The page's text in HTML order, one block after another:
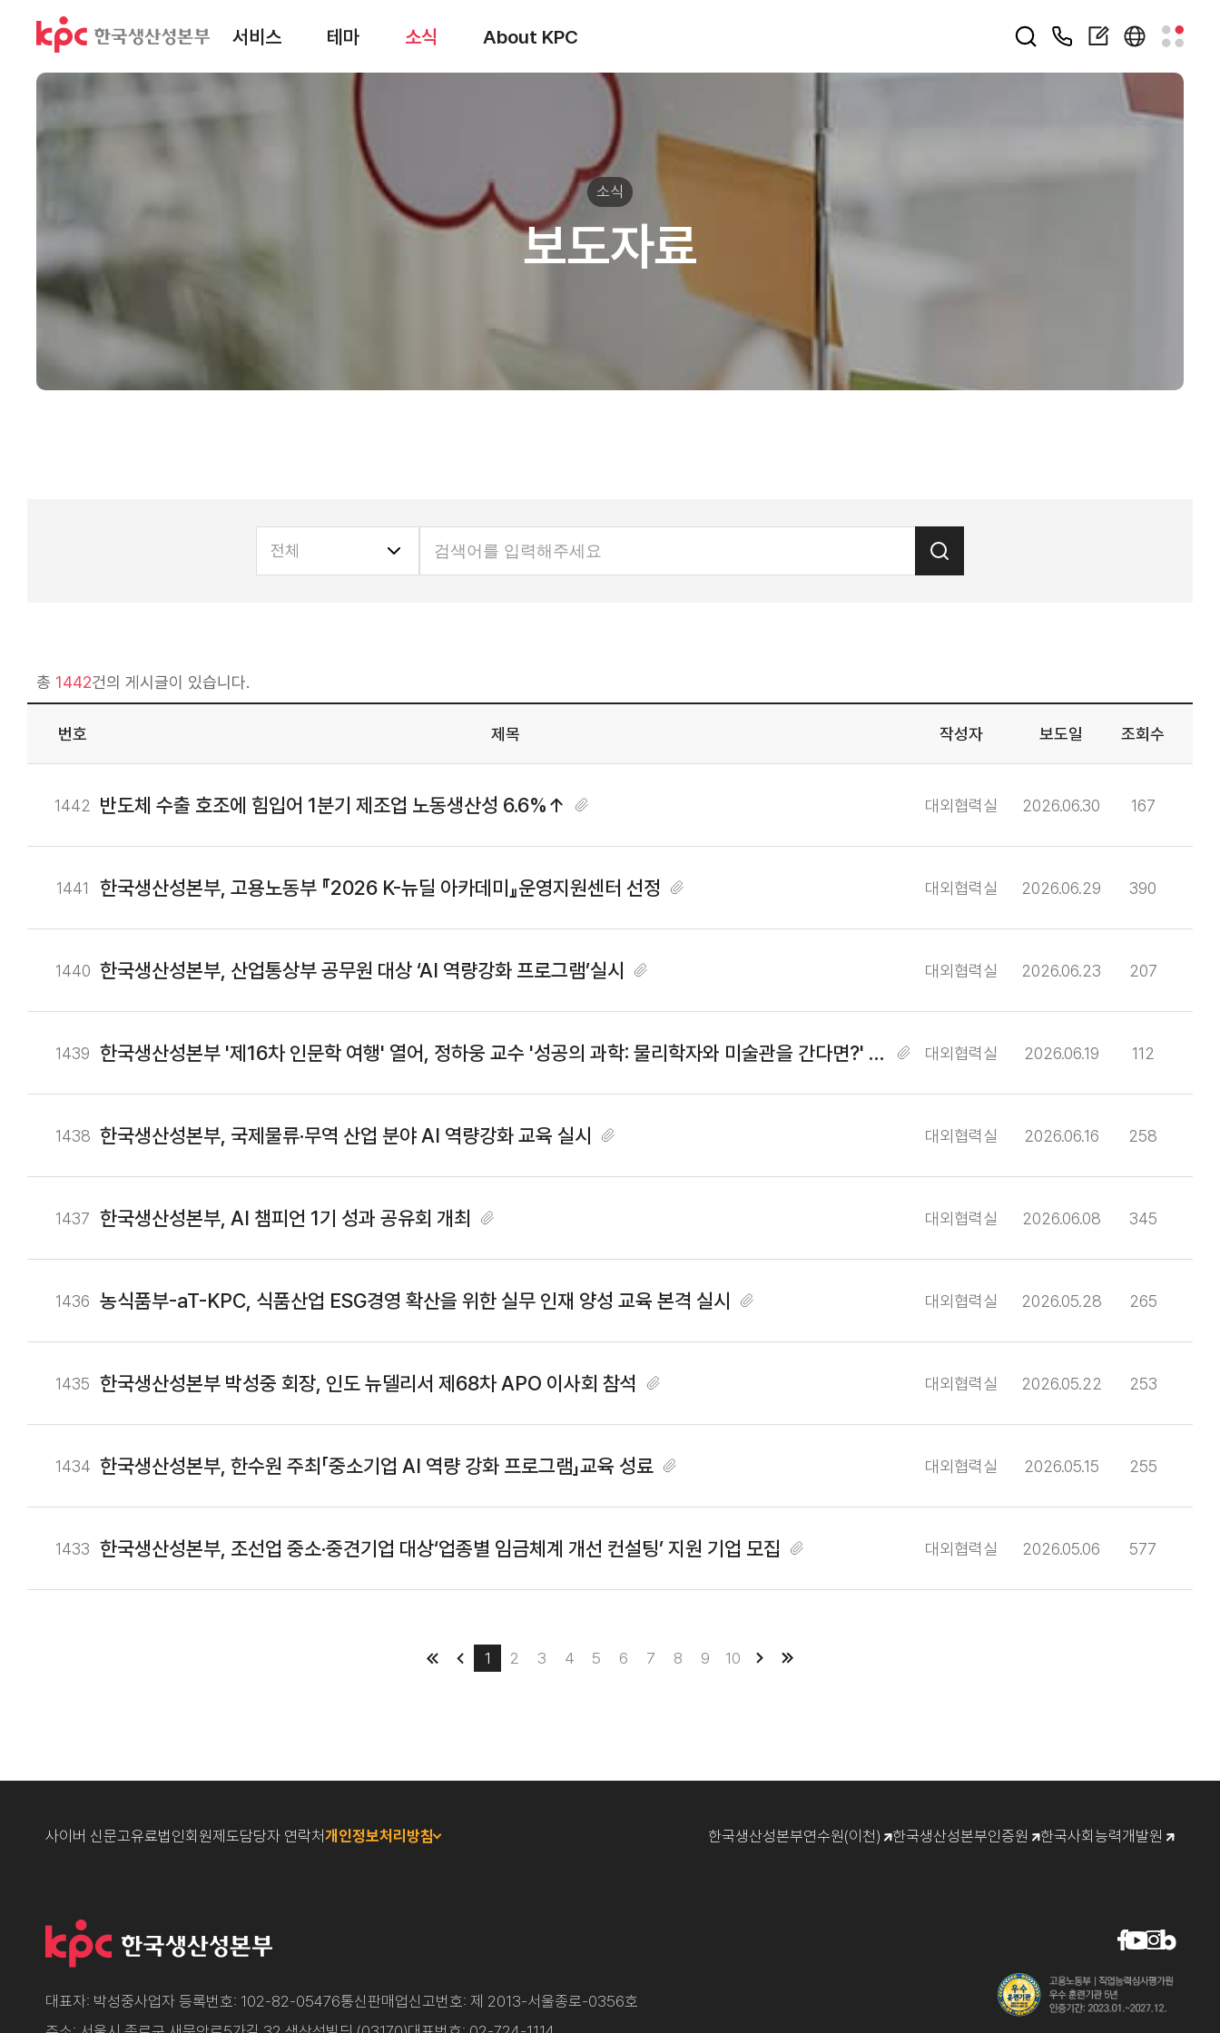
서비스 테마 소식 About KPC
소식
보도자료
총 1442건의 게시글이 있습니다.
번호 제목 작성자 보도일 조회수
1442 반도체 수출 호조에 힘입어 1분기 제조업 노동생산성 6.6%↑ 대외협력실 2026.06.30 167
1441 한국생산성본부, 고용노동부 『2026 K-뉴딜 아카데미』운영지원센터 선정 대외협력실 2026.06.29 390
1440 한국생산성본부, 산업통상부 공무원 대상 ‘AI 역량강화 프로그램’실시 대외협력실 2026.06.23 207
1439 한국생산성본부 '제16차 인문학 여행' 열어, 정하웅 교수 '성공의 과학: 물리학자와 미술관을 간다면?' 주
대외협력실 2026.06.19 112
1438 한국생산성본부, 국제물류·무역 산업 분야 AI 역량강화 교육 실시 대외협력실 2026.06.16 258
1437 한국생산성본부, AI 챔피언 1기 성과 공유회 개최 대외협력실 2026.06.08 345
1436 농식품부-aT-KPC, 식품산업 ESG경영 확산을 위한 실무 인재 양성 교육 본격 실시 대외협력실 2026.05.28 265
1435 한국생산성본부 박성중 회장, 인도 뉴델리서 제68차 APO 이사회 참석 대외협력실 2026.05.22 253
1434 한국생산성본부, 한수원 주최「중소기업 AI 역량 강화 프로그램」교육 성료 대외협력실 2026.05.15 255
1433 한국생산성본부, 조선업 중소·중견기업 대상‘업종별 임금체계 개선 컨설팅’ 지원 기업 모집 대외협력실 2026.05.06 577
1 2 3 4 5 6 7 8 9 10
사이버 신문고유료법인회원제도담당자 연락처개인정보처리방침 한국생산성본부연수원(이천) 한국생산성본부인증원 한국사회능력개발원
대표자: 박성중사업자 등록번호: 102-82-05476통신판매업신고번호: 제 2013-서울종로-0356호